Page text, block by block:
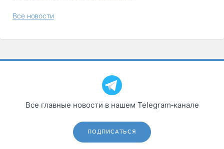
Все новости
Все главные новости в нашем Telegram‑канале
ПОДПИСАТЬСЯ